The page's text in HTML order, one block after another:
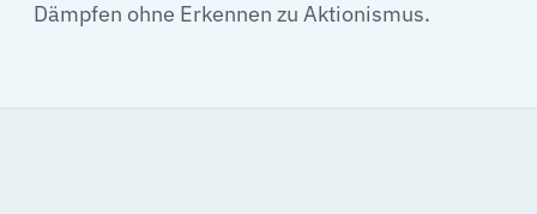
Dämpfen ohne Erkennen zu Aktionismus.